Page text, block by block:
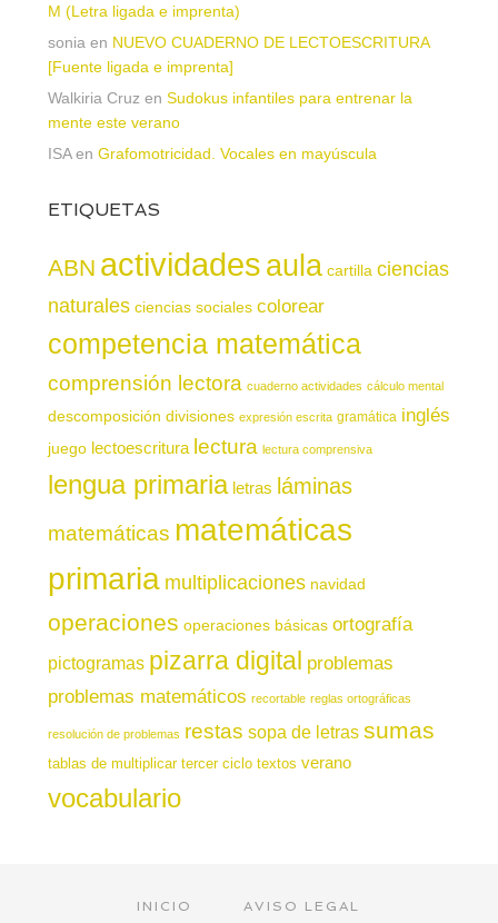
M (Letra ligada e imprenta)
sonia en NUEVO CUADERNO DE LECTOESCRITURA
[Fuente ligada e imprenta]
Walkiria Cruz en Sudokus infantiles para entrenar la
mente este verano
ISAen Grafomotricidad. Vocales en mayúscula
ETIQUETAS
ABN actividadesaula cartilla ciencias
naturales ciencias sociales colorear
competencia matemática
comprensión lectora cuaderno actividades cálculo mental
descomposición divisiones expresión escrita gramática inglés
juego lectoescritura lectura lectura comprensiva
lengua primaria letras láminas
matemáticas matemáticas
primaria multiplicaciones navidad
operaciones operaciones básicas ortografía
pictogramas pizarra digital problemas
problemas matemáticos recortable reglas ortográficas
resolución de problemas restas sopa de letras sumas
tablas de multiplicar tercer ciclo textos verano
vocabulario
INICIO AVISO LEGAL